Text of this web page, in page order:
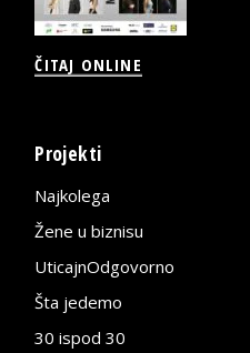
ČITAJ ONLINE
Projekti
Najkolega
Žene u biznisu
UticajnOdgovorno
Šta jedemo
30 ispod 30